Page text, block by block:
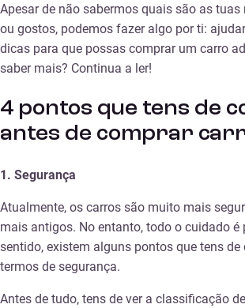
Apesar de não sabermos quais são as tuas
ou gostos, podemos fazer algo por ti:
dicas para que possas comprar um carro
saber mais? Continua a ler!
4 pontos que tens de
antes de comprar
1. Segurança
Atualmente, os carros são muito mais
mais antigos. No entanto, todo o cuidado é
sentido, existem alguns pontos que tens de
termos de segurança.
Antes de tudo, tens de ver a classificação